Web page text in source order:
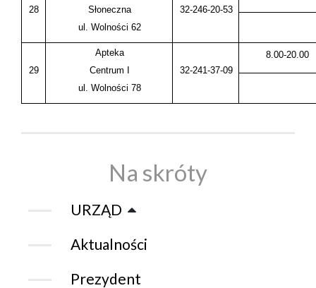
28
Słoneczna
ul. Wolności 62
32-246-20-53
29
Apteka
Centrum I
ul. Wolności 78
32-241-37-09
8.00-20.00
Na skróty
URZĄD
Aktualności
Prezydent